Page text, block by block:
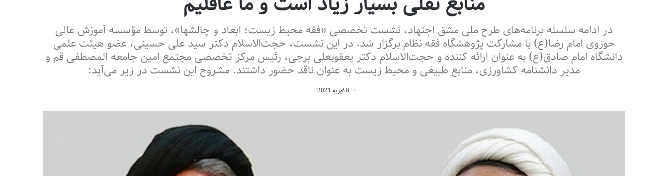
در ادامه سلسله برنامه‌های طرح ملی مشق اجتهاد، نشست تخصصی «فقه محیط زیست؛ ابعاد و چالشها»، توسط مؤسسه آموزش عالی
حوزوی امام رضا(ع) با مشارکت پژوهشگاه فقه نظام برگزار شد. در این نشست، حجت‌الاسلام دکتر سید علی حسینی، عضو هیئت علمی
دانشگاه امام صادق(ع) به عنوان ارائه کننده و حجت‌الاسلام دکتر یعقوبعلی برجی، رئیس مرکز تخصصی مجتمع امین جامعه المصطفی قم و
مدیر دانشنامه کشاورزی، منابع طبیعی و محیط زیست به عنوان ناقد حضور داشتند. مشروح این نشست در زیر می‌آید:
8 فوریه 2021